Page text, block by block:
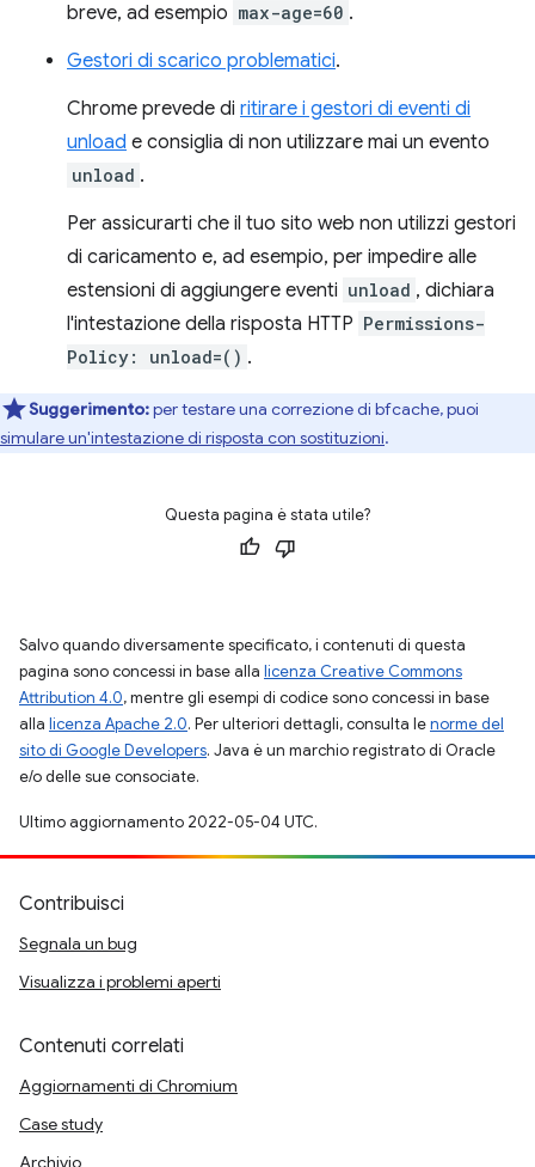
breve, ad esempio max-age=60 .
Gestori di scarico problematici.
Chrome prevede di ritirare i gestori di eventi di
unload e consiglia di non utilizzare mai un evento
unload .
Per assicurarti che il tuo sito web non utilizzi gestori
di caricamento e, ad esempio, per impedire alle
estensioni di aggiungere eventi unload , dichiara
l'intestazione della risposta HTTP Permissions-
Policy: unload=() .
Suggerimento:per testare una correzione di bfcache, puoi
simulare un'intestazione di risposta con sostituzioni.
Questa pagina è stata utile?
Salvo quando diversamente specificato, i contenuti di questa
pagina sono concessi in base alla licenza Creative Commons
Attribution 4.0, mentre gli esempi di codice sono concessi in base
alla licenza Apache 2.0. Per ulteriori dettagli, consulta lenorme del
sito di Google Developers. Java è un marchio registrato di Oracle
e/o delle sue consociate.
Ultimo aggiornamento 2022-05-04 UTC.
Contribuisci
Segnala un bug
Visualizza i problemi aperti
Contenuti correlati
Aggiornamenti di Chromium
Case study
Archivio